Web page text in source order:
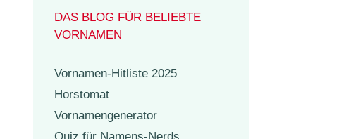
DAS BLOG FÜR BELIEBTE
VORNAMEN
Vornamen-Hitliste 2025
Horstomat
Vornamengenerator